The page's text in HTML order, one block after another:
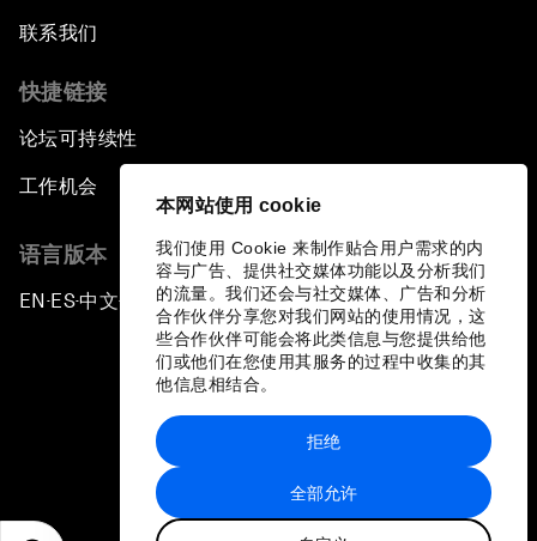
本网站使用 cookie
我们使用 Cookie 来制作贴合用户需求的内
容与广告、提供社交媒体功能以及分析我们
的流量。我们还会与社交媒体、广告和分析
合作伙伴分享您对我们网站的使用情况，这
些合作伙伴可能会将此类信息与您提供给他
们或他们在您使用其服务的过程中收集的其
他信息相结合。
全部允许
拒绝
联系我们
快捷链接
论坛可持续性
工作机会
语言版本
EN ▪ES▪中文▪ 日本語
站点地图